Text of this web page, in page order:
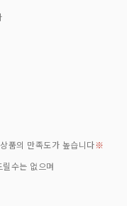
품의 만족도가 높습니다※
수는 없으며